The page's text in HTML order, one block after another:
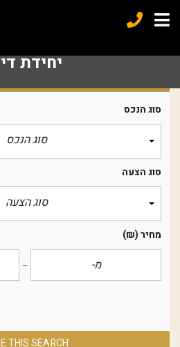
יחידת
סוג הנכס
סוג הנכס
סוג הצעה
סוג הצעה
מחיר(₪)
THIS SEARCH